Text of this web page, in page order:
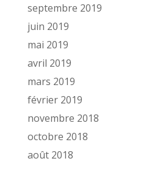
septembre 2019
juin 2019
mai 2019
avril 2019
mars 2019
février 2019
novembre 2018
octobre 2018
août 2018